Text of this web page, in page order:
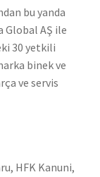
bu yanda
Global AŞ ile
30 yetkili
binek ve
ve servis
HFK Kanuni,